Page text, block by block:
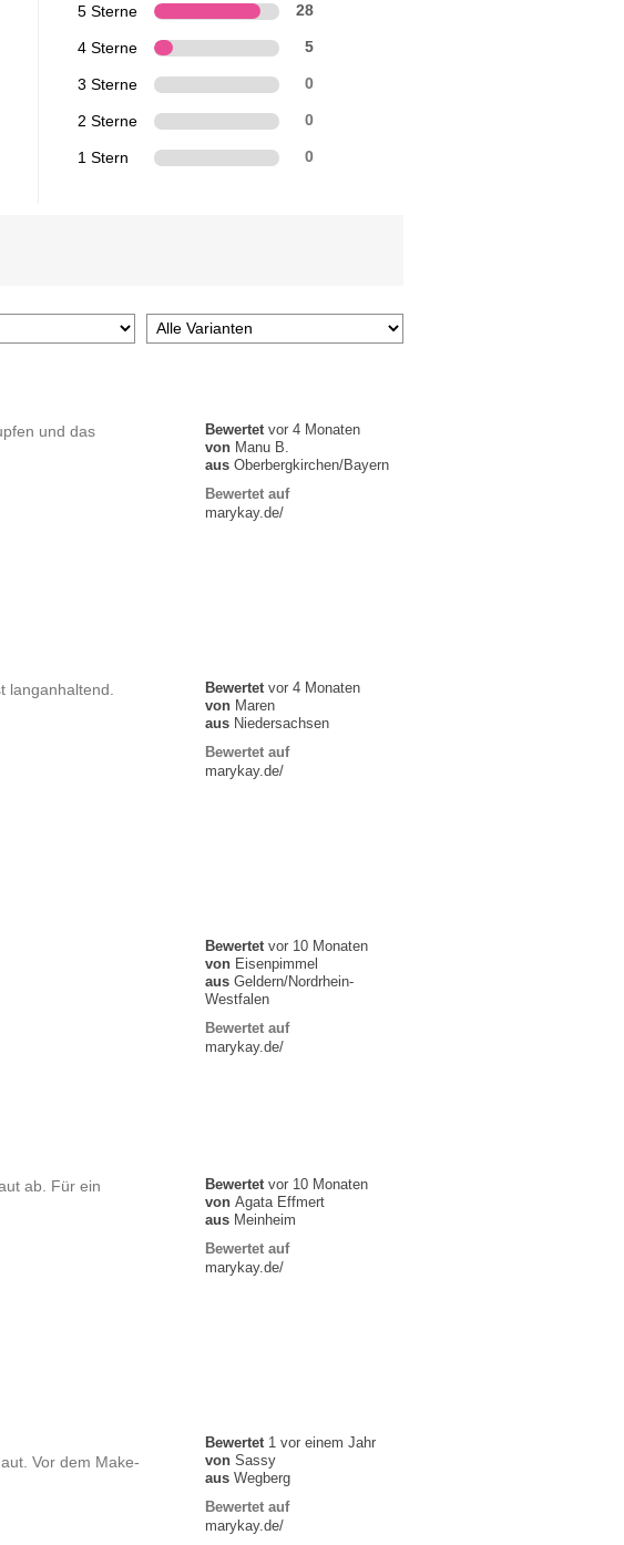
5 Sterne 28
4 Sterne 5
3 Sterne 0
2 Sterne 0
1 Stern 0
Bewertetvor 4 Monaten
von Manu B.
aus Oberbergkirchen/Bayern
Bewertet auf
marykay.de/
und das
Bewertetvor 4 Monaten
von Maren
aus Niedersachsen
Bewertet auf
marykay.de/
langanhaltend.
Bewertetvor 10 Monaten
von Eisenpimmel
aus Geldern/Nordrhein-
Westfalen
Bewertet auf
marykay.de/
Bewertetvor 10 Monaten
von Agata Effmert
aus Meinheim
Bewertet auf
marykay.de/
ab. Für ein
Bewertet 1 vor einem Jahr
von Sassy
aus Wegberg
Bewertet auf
marykay.de/
Vor dem Make-